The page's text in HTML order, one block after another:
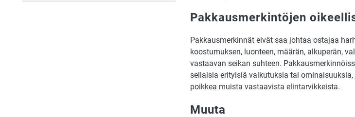
Pakkausmerkintöjen
Pakkausmerkinnät eivät saa johtaa ostajaa
koostumuksen, luonteen, määrän, alkuperän,
vastaavan seikan suhteen.
sellaisia erityisiä vaikutuksia tai
poikkea muista vastaavista elintarvikkeista.
Muuta